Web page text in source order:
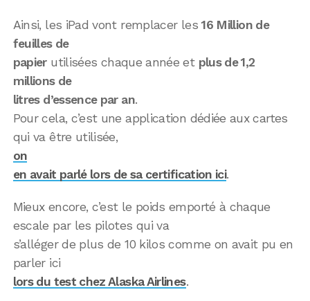
Ainsi, les iPad vont remplacer les16 Million de
feuilles de
papierutilisées chaque année et plus de 1,2
millions de
litres d’essence par an.
Pour cela, c’est une application dédiée aux cartes
qui va être utilisée,
on
en avait parlé lors de sa certification ici.
Mieux encore, c’est le poids emporté à chaque
escale par les pilotes qui va
s’alléger de plus de 10 kilos comme on avait pu en
parler ici
lors du test chez Alaska Airlines.